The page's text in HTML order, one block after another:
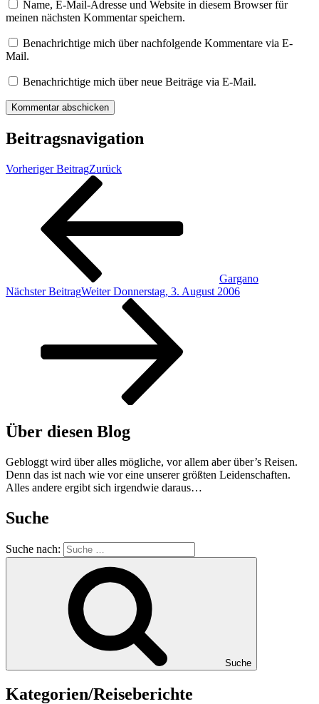
Name, E-Mail-Adresse und Website in diesem Browser für
meinen nächsten Kommentar speichern.
Benachrichtige mich über nachfolgende Kommentare via E-
Mail.
Benachrichtige mich über neue Beiträge via E-Mail.
Beitragsnavigation
Vorheriger BeitragZurück
Gargano
Nächster BeitragWeiter Donnerstag, 3. August 2006
Über diesen Blog
Gebloggt wird über alles mögliche, vor allem aber über’s Reisen.
Denn das ist nach wie vor eine unserer größten Leidenschaften.
Alles andere ergibt sich irgendwie daraus…
Suche
Suche nach:
Suche
Kategorien/Reiseberichte